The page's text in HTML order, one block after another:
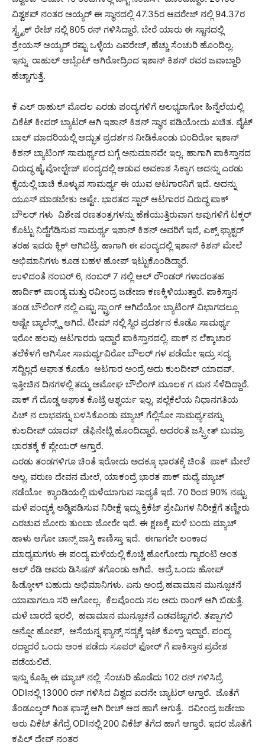
ವಿಶ್ವಕಪ್ ನಂತರ ಅಯ್ಯರ್ ಈ ಸ್ಥಾನದಲ್ಲಿ 47.35ರ ಆವರೇಜ್ ನಲ್ಲಿ 94.37ರ
ಸ್ಟ್ರೈಕ್ ರೇಟ್ ನಲ್ಲಿ 805 ರನ್ ಗಳಿಸಿದ್ದಾರೆ. ಬೇರೆ ಯಾರು ಈ ಸ್ಥಾನದಲ್ಲಿ
ಶ್ರೇಯಸ್ ಅಯ್ಯರ್ ರಷ್ಟು ಒಳ್ಳೆಯ ಎವರೇಜ್, ಹೆಚ್ಚು ಸೆಂಚುರಿ ಹೊಂದಿಲ್ಲ.
ಇನ್ನು ರಾಹುಲ್ ಅಬ್ಸೆಂಟ್ ಆಗಿರೋದ್ರಿಂದ ಇಶಾನ್ ಕಿಶನ್ ರವರ ಜವಾಬ್ದಾರಿ
ಹೆಚ್ಚಾಗುತ್ತೆ.
ಕೆ ಎಲ್ ರಾಹುಲ್ ಮೊದಲ ಎರಡು ಪಂದ್ಯಗಳಿಗೆ ಅಲಭ್ಯರಾಗೋ ಹಿನ್ನೆಲೆಯಲ್ಲಿ
ವಿಕೆಟ್ ಕೀಪರ್ ಬ್ಯಾಟರ್ ಆಗಿ ಇಶಾನ್ ಕಿಶನ್ ಸ್ಥಾನ ಪಡಿಯೋದು ಖಚಿತ. ವೈಟ್
ಬಾಲ್ ಮಾದರಿಯಲ್ಲಿ ಅದ್ಭುತ ಪ್ರದರ್ಶನ ನೀಡಿಕೊಂಡು ಬಂದಿರೋ ಇಶಾನ್
ಕಿಶನ್ ಬ್ಯಾಟಿಂಗ್ ಸಾಮರ್ಥ್ಯದ ಬಗ್ಗೆ ಅನುಮಾನವೇ ಇಲ್ಲ. ಹಾಗಾಗಿ ಪಾಕಿಸ್ತಾನದ
ವಿರುದ್ಧ ಹೈ ವೋಲ್ಟೇಜ್ ಪಂದ್ಯದಲ್ಲಿ ಆಡುವ ಅವಕಾಶ ಸಿಕ್ಕಾಗ ಅದನ್ನು ಎರಡು
ಕೈಯಲ್ಲಿ ಬಾಚಿ ಕೊಳ್ಳುವ ಸಾಮರ್ಥ್ಯ ಈ ಯುವ ಆಟಗಾರನಿಗೆ ಇದೆ. ಅದನ್ನು
ಯೂಸ್ ಮಾಡಬೇಕು ಅಷ್ಟೇ. ಭಾರತದ ಸ್ಟಾರ್ ಆಟಗಾರರ ವಿರುದ್ಧ ಪಾಕ್
ಬೌಲರ್ ಗಳು ವಿಶೇಷ ರಣತಂತ್ರಗಳನ್ನು ಹೆಣೆಯುತ್ತಿರುವಾಗ ಅವುಗಳಿಗೆ ಟಕ್ಕರ್
ಕೊಟ್ಟು ನಿದ್ದೆಗೆಡಿಸುವ ಸಾಮರ್ಥ್ಯ ಇಶಾನ್ ಕಿಶನ್ ಅವರಿಗೆ ಇದೆ, ಎಕ್ಸ್ ಫ್ಯಾಕ್ಟರ್
ತರಹ ಇವರು ಕ್ಲಿಕ್ ಆಗಿಬಿಟ್ರೆ. ಹಾಗಾಗಿ ಈ ಪಂದ್ಯದಲ್ಲಿ ಇಶಾನ್ ಕಿಶನ್ ಮೇಲೆ
ಅಭಿಮಾನಿಗಳು ಕೂಡ ಬಹಳ ಹೋಪ್ ಇಟ್ಟುಕೊಂಡಿದ್ದಾರೆ.
ಉಳಿದಂತೆ ನಂಬರ್ 6, ನಂಬರ್ 7 ನಲ್ಲಿ ಆಲ್ ರೌಂಡರ್ ಗಳಾದಂತಹ
ಹಾರ್ದಿಕ್ ಪಾಂಡ್ಯ ಮತ್ತು ರವೀಂದ್ರ ಜಡೇಜಾ ಕಣಕ್ಕಿಳಿಯುತ್ತಾರೆ. ಪಾಕಿಸ್ತಾನ
ತಂಡ ಬೌಲಿಂಗ್ ನಲ್ಲಿ ಎಷ್ಟು ಸ್ಟ್ರಾಂಗ್ ಆಗಿದೆಯೋ ಬ್ಯಾಟಿಂಗ್ ವಿಭಾಗದಲ್ಲೂ
ಅಷ್ಟೇ ಬ್ಯಾಲೆನ್ಸ್ಡ್ ಆಗಿದೆ. ಟೀಮ್ ನಲ್ಲಿ ಸ್ಥಿರ ಪ್ರದರ್ಶನ ಕೊಡೊ ಸಾಮರ್ಥ್ಯ
ಇರೋ ಹಲವು ಆಟಗಾರರು ಇದ್ದಾರೆ ಪಾಕಿಸ್ತಾನದಲ್ಲಿ. ಪಾಕ್ ನ ಲೆಕ್ಕಾಚಾರ
ತಲೆಕೆಳಗೆ ಆಗಿಸೋ ಸಾಮರ್ಥ್ಯವಿರೋ ಬೌಲರ್ ಗಳ ಪಡೆಯೇ ಇದ್ರು ಸದ್ಯ
ಸದ್ದಿಲ್ಲದೆ ಆಘಾತ ಕೊಡೊ ಆಟಗಾರ ಅಂದ್ರೆ ಅದು ಕುಲದೀಪ್ ಯಾದವ್.
ಇತ್ತೀಚಿನ ದಿನಗಳಲ್ಲಿ ತಮ್ಮ ಅಮೋಘ ಬೌಲಿಂಗ್ ಮೂಲಕ ಗ ಮನ ಸೆಳೆದಿದ್ದಾರೆ.
ಪಾಕ್ ಗೆ ದೊಡ್ಡ ಆಘಾತ ಕೊಟ್ರೆ ಆಶ್ಚರ್ಯ ಇಲ್ಲ. ಪಲ್ಲೆಕೆಲೆಯ ನಿಧಾನಗತಿಯ
ಪಿಚ್ ನ ಲಾಭವನ್ನು ಬಳಸಿಕೊಂಡು ಮ್ಯಾಚ್ ಗೆಲ್ಲಿಸೋ ಸಾಮರ್ಥ್ಯವನ್ನು
ಕುಲದೀಪ್ ಯಾದವ್ ಡೆಫಿನೇಟ್ಲಿ ಹೊಂದಿದ್ದಾರೆ. ಅದರಂತೆ ಜಸ್ಪ್ರೀತ್ ಬುಮ್ರಾ
ಭಾರತಕ್ಕೆ ಕೆ ಪ್ಲೇಯರ್ ಆಗ್ತಾರೆ.
ಎರಡು ತಂಡಗಳಿಗೂ ಚಿಂತೆ ಇರೋದು ಅದಕ್ಕೂ ಭಾರತಕ್ಕೆ ಚಿಂತೆ ಪಾಕ್ ಮೇಲೆ
ಅಲ್ಲ. ವರುಣ ದೇವನ ಮೇಲೆ, ಯಾಕಂದ್ರೆ ಭಾರತ ಪಾಕ್ ಮಧ್ಯೆ ಮ್ಯಾಚ್
ನಡೆಯೋ ಕ್ಯಾಂಡಿಯಲ್ಲಿ ಮಳೆಯಾಗುವ ಸಾಧ್ಯತೆ ಇದೆ. 70 ರಿಂದ 90% ನಷ್ಟು
ಮಳೆ ಪಂದ್ಯಕ್ಕೆ ಅಡ್ಡಿಪಡಿಸುವ ನಿರೀಕ್ಷೆ ಇದ್ದು ಕ್ರಿಕೆಟ್ ಪ್ರೇಮಿಗಳ ನಿರೀಕ್ಷೆಗೆ ತಣ್ಣೀರು
ಎರಚುವ ಜೋರು ತುಂಬಾ ಜೋರೇ ಇದೆ. ಈ ಕ್ಷಣಕ್ಕೆ ಮಳೆ ಬಂದು ಮ್ಯಾಚ್
ಹಾಳು ಆಗೋ ಚಾನ್ಸ್ ಜಾಸ್ತಿ ಕಾಣಿಸ್ತಾ ಇದೆ. ಈಗಾಗಲೇ ಲಂಕಾದ
ಮಾಧ್ಯಮಗಳು ಈ ಪಂದ್ಯ ಮಳೆಯಲ್ಲಿ ಕೊಚ್ಚಿ ಹೋಗೋದು ಗ್ಯಾರಂಟಿ ಅಂತ
ಆಲ್ ರೆಡಿ ಅವರು ಡಿಸಿಷನ್ ತಗೊಂಡು ಆಗಿದೆ. ಆದ್ರೆ ಒಂದು ಹೋಪ್
ಹಿಡ್ಕೋಳ್ ಬಹುದು ಅಭಿಮಾನಿಗಳು. ಏನು ಅಂದ್ರೆ ಹವಾಮಾನ ಮುನ್ಸೂಚನೆ
ಯಾವಾಗಲೂ ಸರಿ ಆಗೋಲ್ಲ. ಕೆಲವೊಂದು ಸಲ ಅದು ರಾಂಗ್ ಆಗಿ ಬಿಡುತ್ತೆ.
ಮಳೆ ಬಾರದೆ ಇರಲಿ, ಹವಾಮಾನ ಮುನ್ಸೂಚನೆ ಎಡವಟ್ಟಾಗಲಿ. ತಪ್ಪಾಗಲಿ
ಅನ್ನೋ ಹೋಪ್, ಆಸೆಯನ್ನ ಫ್ಯಾನ್ಸ್ ಸದ್ಯಕ್ಕೆ ಇಟ್ ಕೊಳ್ತಾ ಇದ್ದಾರೆ. ಪಂದ್ಯ
ರದ್ದಾದರೆ ಒಂದು ಅಂಕ ಪಡೆದು ಸೂಪರ್ ಫೋರ್ ಗೆ ಪಾಕಿಸ್ತಾನ ಪ್ರವೇಶ
ಪಡೆಯಲಿದೆ.
ಇನ್ನು ಕೊಹ್ಲಿ ಈ ಮ್ಯಾಚ್ ನಲ್ಲಿ ಸೆಂಚುರಿ ಹೊಡೆದು 102 ರನ್ ಗಳಿಸಿದ್ರೆ
ODIನಲ್ಲಿ 13000 ರನ್ ಗಳಿಸಿದ ವಿಶ್ವದ ಐದನೇ ಬ್ಯಾಟರ್ ಆಗ್ತಾರೆ. ಜೊತೆಗೆ
ತೆಂಡೂಲ್ಕರ್ ಗಿಂತ ಫಾಸ್ಟ್ ಆಗಿ ರೀಚ್ ಆದ ಹಾಗೆ ಆಗುತ್ತೆ. ರವೀಂದ್ರ ಜಡೇಜಾ
ಆರು ವಿಕೆಟ್ ತೆಗೆದ್ರೆ ODIನಲ್ಲಿ 200 ವಿಕೆಟ್ ತೆಗೆದ ಹಾಗೆ ಆಗ್ತಾರೆ. ಇದರ ಜೊತೆಗೆ
ಕಪಿಲ್ ದೇವ್ ನಂತರ